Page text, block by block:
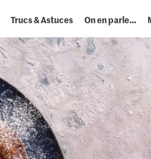
Trucs & Astuces On en parle…